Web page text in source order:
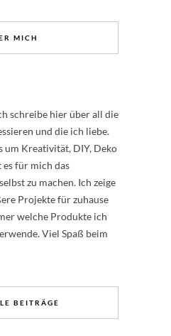
MICH
schreibe hier über all die
und die ich liebe.
um Kreativität, DIY, Deko
für mich das
zu machen. Ich zeige
Projekte für zuhause
welche Produkte ich
Viel Spaß beim
BEITRÄGE